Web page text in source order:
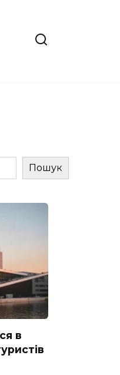
Пошук
в